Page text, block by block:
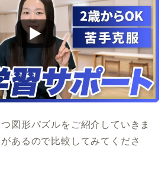
図形パズルをご紹介していきま
あるので比較してみてくださ
校
校
校
報